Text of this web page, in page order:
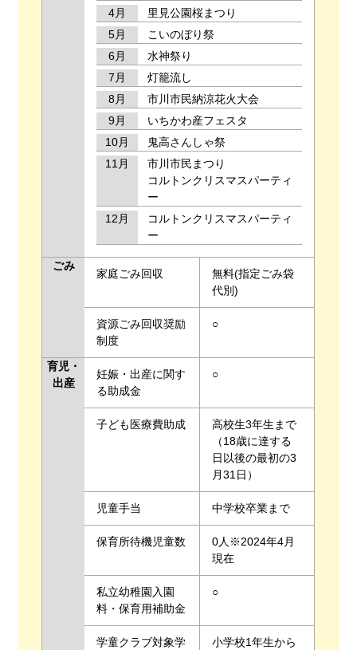
4月
里見公園桜まつり
5月
こいのぼり祭
6月
水神祭り
7月
灯籠流し
8月
市川市民納涼花火大会
9月
いちかわ産フェスタ
10月
鬼高さんしゃ祭
11月
市川市民まつり
コルトンクリスマスパーティ
ー
12月
コルトンクリスマスパーティ
ー
ごみ
家庭ごみ回収
無料(指定ごみ袋
代別)
資源ごみ回収奨励
制度
○
育児・
出産
妊娠・出産に関す
る助成金
○
子ども医療費助成
高校生3年生まで
（18歳に達する
日以後の最初の3
月31日）
児童手当 中学校卒業まで
保育所待機児童数
0人※2024年4月
現在
私立幼稚園入園
料・保育用補助金
○
学童クラブ対象学
小学校1年生から